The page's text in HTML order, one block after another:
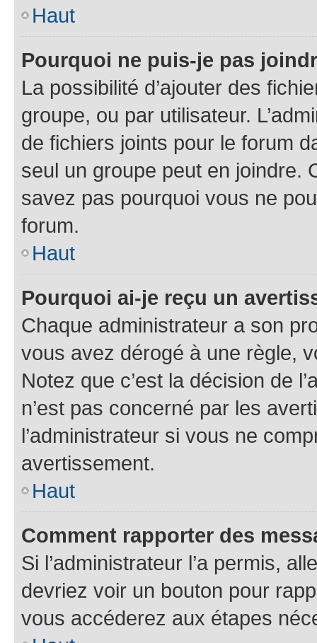
Haut
Pourquoi ne puis-je pas
La possibilité d’ajouter des
groupe, ou par utilisateur.
de fichiers joints pour le forum
seul un groupe peut en joindre.
savez pas pourquoi vous ne
forum.
Haut
Pourquoi ai-je reçu un
Chaque administrateur a son
vous avez dérogé à une règle,
Notez que c’est la décision de
n’est pas concerné par les
l’administrateur si vous ne
avertissement.
Haut
Comment rapporter des
Si l’administrateur l’a permis,
devriez voir un bouton pour
vous accéderez aux étapes